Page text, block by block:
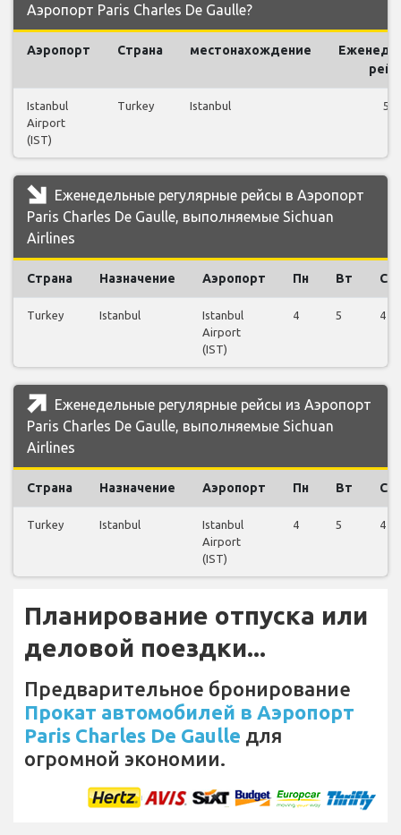
Аэропорт Paris Charles De Gaulle?
Аэропорт Страна местонахождение
Istanbul
Airport
(IST)
Turkey Istanbul 55
Еженедельные регулярные рейсы в Аэропорт
Paris Charles De Gaulle, выполняемые Sichuan
Airlines
Страна Назначение Аэропорт Пн Вт Ср
Turkey Istanbul
Istanbul
Airport
(IST)
4 5 4
Еженедельные регулярные рейсы из Аэропорт
Paris Charles De Gaulle, выполняемые Sichuan
Airlines
Страна Назначение Аэропорт Пн Вт Ср
Turkey Istanbul
Istanbul
Airport
(IST)
4 5 4
Планирование отпуска или
деловой поездки...
Предварительное бронирование
Прокат автомобилей в Аэропорт
Paris Charles De Gaulle для
огромной экономии.